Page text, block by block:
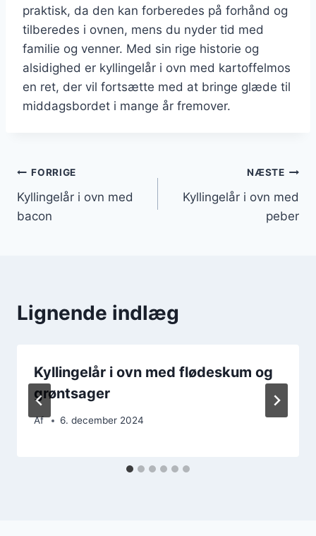
praktisk, da den kan forberedes på forhånd og
tilberedes i ovnen, mens du nyder tid med
familie og venner. Med sin rige historie og
alsidighed er kyllingelår i ovn med kartoffelmos
en ret, der vil fortsætte med at bringe glæde til
middagsbordet i mange år fremover.
Indlægsnavigation
FORRIGE
Kyllingelår i ovn med
bacon
NÆSTE
Kyllingelår i ovn med
peber
Lignende indlæg
Kyllingelår i ovn med flødeskum og
grøntsager
Af 6. december 2024